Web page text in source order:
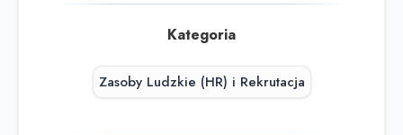
Kategoria
Zasoby Ludzkie (HR) i Rekrutacja